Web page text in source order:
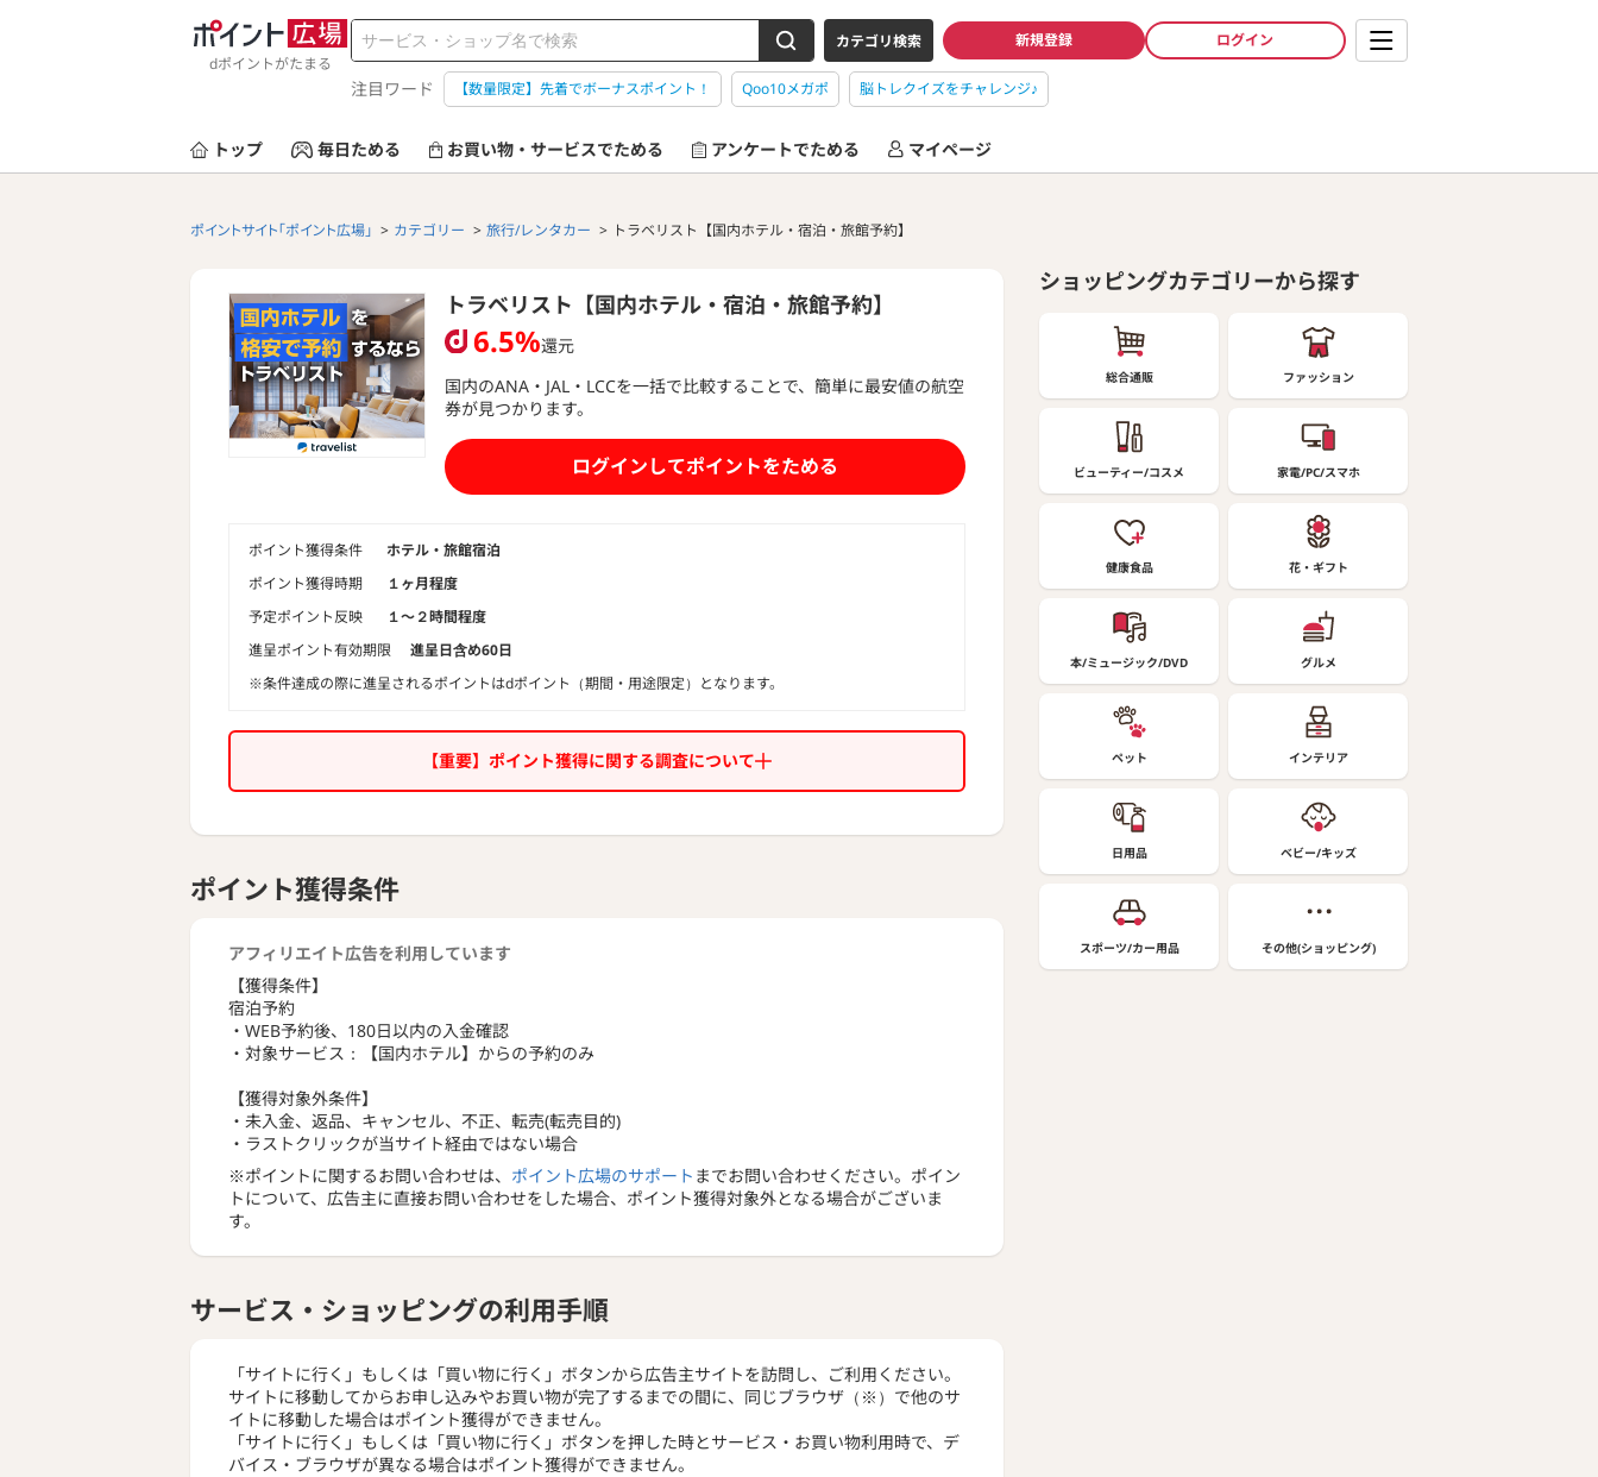
dポイントがたまる
カテゴリ検索 新規登録 ログイン
注目ワード 【数量限定】先着でボーナスポイント！ Qoo10メガポ 脳トレクイズをチャレンジ♪
トップ 毎日ためる お買い物・サービスでためる アンケートでためる マイページ
ポイントサイト「ポイント広場」 カテゴリー 旅行/レンタカー トラベリスト【国内ホテル・宿泊・旅館予約】
トラベリスト【国内ホテル・宿泊・旅館予約】
6.5%還元
国内のANA・JAL・LCCを一括で比較することで、簡単に最安値の航空
券が見つかります。
ログインしてポイントをためる
ポイント獲得条件
ホテル・旅館宿泊
ポイント獲得時期
１ヶ月程度
予定ポイント反映
１〜２時間程度
進呈ポイント有効期限
進呈日含め60日
※条件達成の際に進呈されるポイントはdポイント（期間・用途限定）となります。
【重要】ポイント獲得に関する調査について
ポイント獲得条件
アフィリエイト広告を利用しています
【獲得条件】
宿泊予約
・WEB予約後、180日以内の入金確認
・対象サービス：【国内ホテル】からの予約のみ
【獲得対象外条件】
・未入金、返品、キャンセル、不正、転売(転売目的)
・ラストクリックが当サイト経由ではない場合
※ポイントに関するお問い合わせは、 ポイント広場のサポート までお問い合わせください。ポイン
トについて、広告主に直接お問い合わせをした場合、ポイント獲得対象外となる場合がございま
す。
サービス・ショッピングの利用手順
「サイトに行く」もしくは「買い物に行く」ボタンから広告主サイトを訪問し、ご利用ください。
サイトに移動してからお申し込みやお買い物が完了するまでの間に、同じブラウザ（※）で他のサ
イトに移動した場合はポイント獲得ができません。
「サイトに行く」もしくは「買い物に行く」ボタンを押した時とサービス・お買い物利用時で、デ
バイス・ブラウザが異なる場合はポイント獲得ができません。
ショッピングカテゴリーから探す
総合通販 ファッション
ビューティー/コスメ 家電/PC/スマホ
健康食品 花・ギフト
本/ミュージック/DVD グルメ
ペット インテリア
日用品 ベビー/キッズ
スポーツ/カー用品 その他(ショッピング)